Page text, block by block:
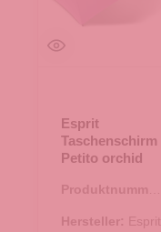
Esprit
Taschenschirm
Petito orchid
Produktnummer:
Hersteller: Esprit